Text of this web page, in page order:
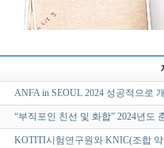
ANFA in SEOUL 2024 성공적으로
“부직포인 친선 및 화합” 2024년도
KOTITI시험연구원와 KNIC(조합